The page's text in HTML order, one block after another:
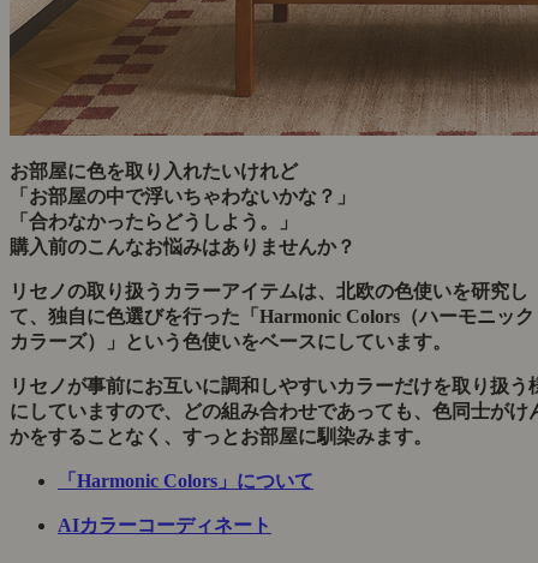
お部屋に色を取り入れたいけれど
「お部屋の中で浮いちゃわないかな？」
「合わなかったらどうしよう。」
購入前のこんなお悩みはありませんか？
リセノの取り扱うカラーアイテムは、北欧の色使いを研究し
て、独自に色選びを行った「Harmonic Colors（ハーモニック
カラーズ）」という色使いをベースにしています。
リセノが事前にお互いに調和しやすいカラーだけを取り扱う
にしていますので、どの組み合わせであっても、色同士がけ
かをすることなく、すっとお部屋に馴染みます。
「Harmonic Colors」について
AIカラーコーディネート